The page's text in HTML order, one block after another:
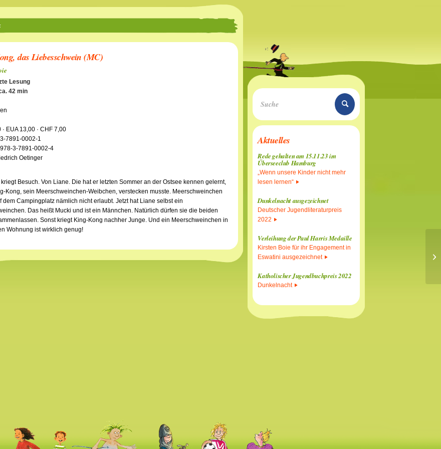
das Liebesschwein (MC)
Lesung
42 min
· EUA 13,00 · CHF 7,00
7891-0002-1
3-7891-0002-4
Oetinger
Besuch. Von Liane. Die hat er letzten Sommer an der Ostsee kennen gelernt,
Kong, sein Meerschweinchen-Weibchen, verstecken musste. Meerschweinchen
dem Campingplatz nämlich nicht erlaubt. Jetzt hat Liane selbst ein
Das heißt Mucki und ist ein Männchen. Natürlich dürfen sie die beiden
Sonst kriegt King-Kong nachher Junge. Und ein Meerschweinchen in
Wohnung ist wirklich genug!
Aktuelles
Rede gehalten am 15.11.23 im
Überseeclub Hamburg
„Wenn unsere Kinder nicht mehr
lesen lernen“
Dunkelnacht ausgezeichnet
Deutscher Jugendliteraturpreis
2022
Verleihung der Paul Harris Medaille
Kirsten Boie für ihr Engagement in
Eswatini ausgezeichnet
Katholischer Jugendbuchpreis 2022
Dunkelnacht